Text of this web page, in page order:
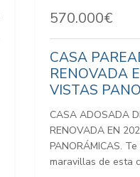
570.000€
CASA
RENOVADA
VISTAS
CASA ADOSADA
RENOVADA EN
PANORÁMICAS.
maravillas de esta